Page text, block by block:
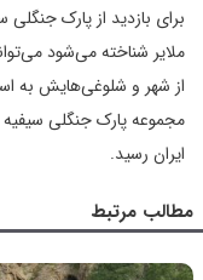
برای بازدید از پارک
ملایر شناخته می‌شود
از شهر و شلوغی‌هایش به
ایران رسید.
مطالب مرتبط